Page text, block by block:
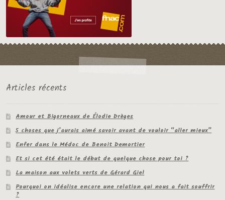
Articles récents
Amour et Bigorneaux de Élodie Drèges
5 choses que j’aurais aimé savoir avant de vouloir “aller mieux”
Enfer dans le Médoc de Benoit Demortier
Et si cet été était le début de quelque chose pour toi ?
La maison aux volets verts de Gérard Giel
Pourquoi on idéalise encore une relation qui nous a fait souffrir
?